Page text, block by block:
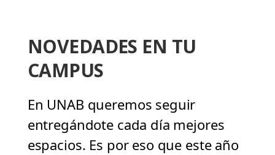
NOVEDADES EN TU
CAMPUS
En UNAB queremos seguir
entregándote cada día mejores
espacios. Es por eso que este año